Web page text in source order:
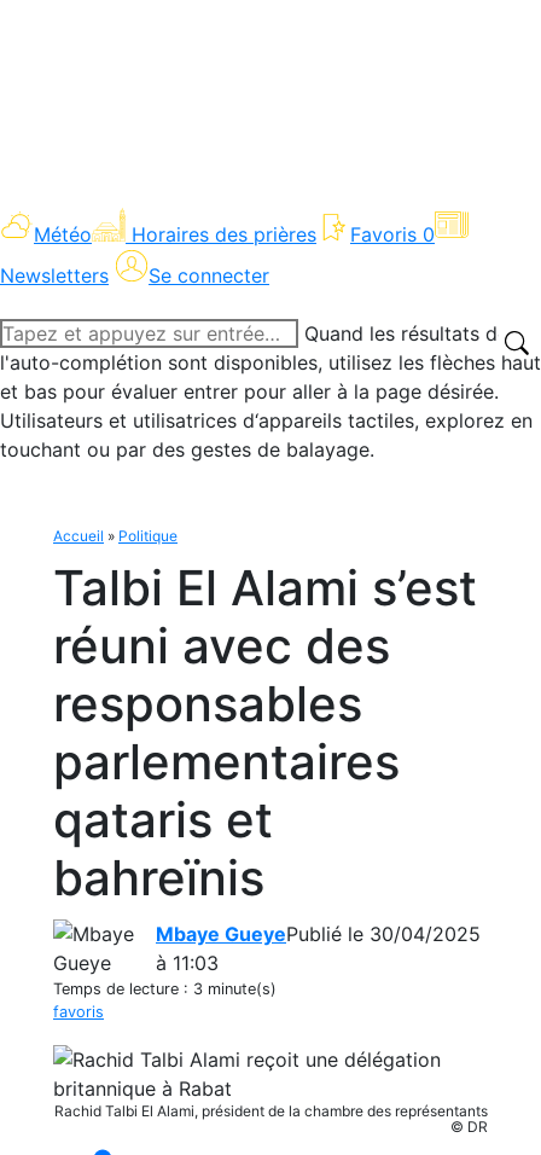
Météo Horaires des prières Favoris 0
Newsletters
Se connecter
Recherche
:
Quand les résultats de
l'auto-complétion sont disponibles, utilisez les flèches haut
et bas pour évaluer entrer pour aller à la page désirée.
Utilisateurs et utilisatrices d‘appareils tactiles, explorez en
touchant ou par des gestes de balayage.
Accueil » Politique
Talbi El Alami s’est
réuni avec des
responsables
parlementaires
qataris et
bahreïnis
Mbaye GueyePublié le 30/04/2025
à 11:03
Temps de lecture : 3 minute(s)
favoris
Rachid Talbi El Alami, président de la chambre des représentants
© DR